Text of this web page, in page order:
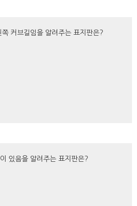
커브길임을 알려주는 표지판은?
있음을 알려주는 표지판은?